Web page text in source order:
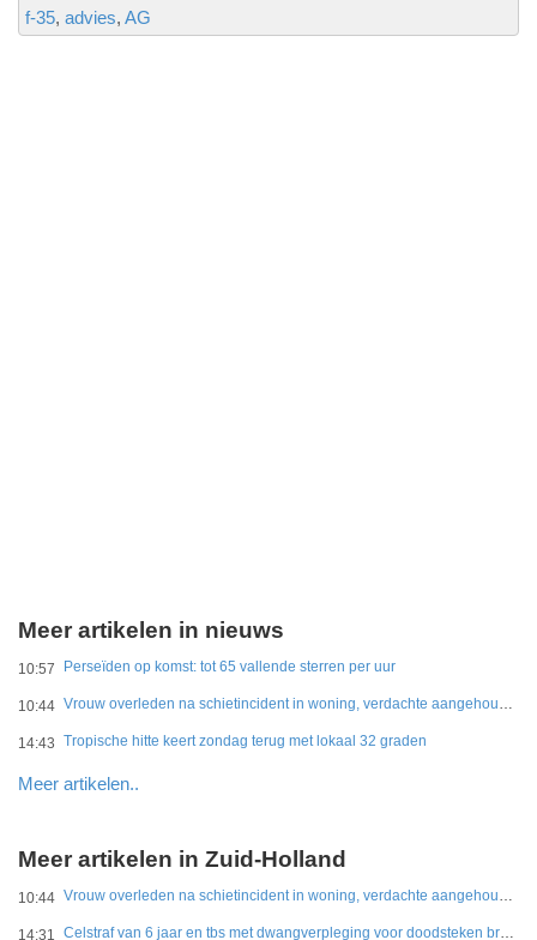
f-35 advies AG
Meer artikelen in nieuws
10:57 Perseïden op komst: tot 65 vallende sterren per uur
10:44 Vrouw overleden na schietincident in woning, verdachte aangehouden
14:43 Tropische hitte keert zondag terug met lokaal 32 graden
Meer artikelen..
Meer artikelen in Zuid-Holland
10:44 Vrouw overleden na schietincident in woning, verdachte aangehouden
14:31 Celstraf van 6 jaar en tbs met dwangverpleging voor doodsteken broer in Gouda